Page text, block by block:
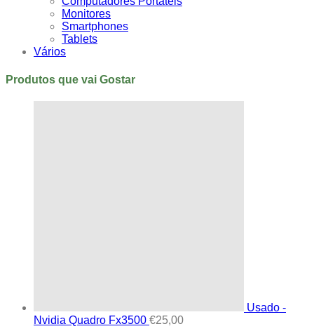
Monitores
Smartphones
Tablets
Vários
Produtos que vai Gostar
Usado -
Nvidia Quadro Fx3500 €25,00